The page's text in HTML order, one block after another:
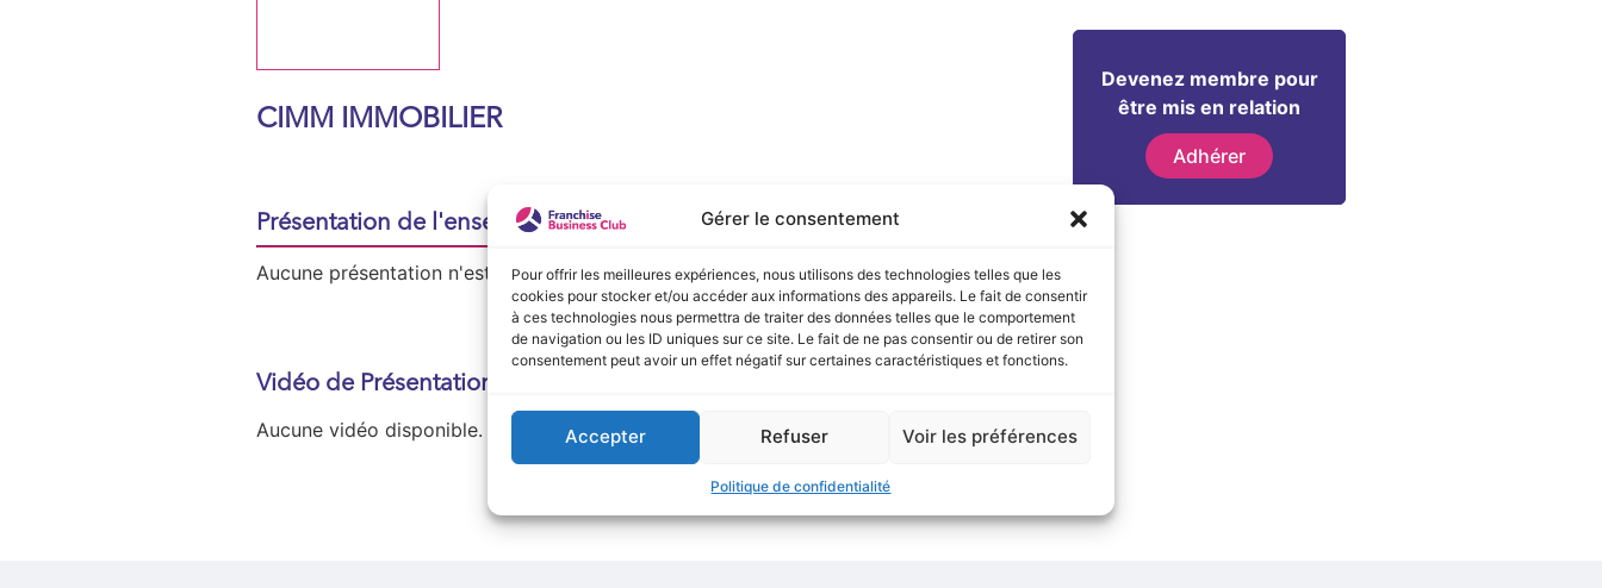
Gérer le consentement
Pour offrir les meilleures expériences, nous utilisons des technologies telles que les
cookies pour stocker et/ou accéder aux informations des appareils. Le fait de consentir
à ces technologies nous permettra de traiter des données telles que le comportement
de navigation ou les ID uniques sur ce site. Le fait de ne pas consentir ou de retirer son
consentement peut avoir un effet négatif sur certaines caractéristiques et fonctions.
Accepter Refuser Voir les préférences
Politique de confidentialité
Devenez membre pour
être mis en relation
Adhérer
CIMM IMMOBILIER
Présentation de l'enseigne :
Aucune présentation n'est disponible actuellement !
Vidéo de Présentation
Aucune vidéo disponible.